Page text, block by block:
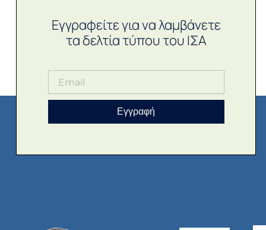
Εγγραφείτε για να λαμβάνετε
τα δελτία τύπου του ΙΣΑ
Εγγραφή